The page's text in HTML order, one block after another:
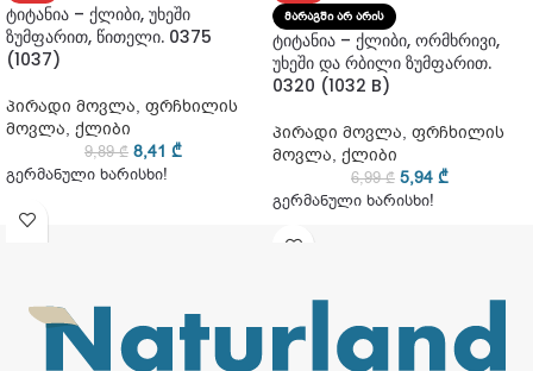
ტიტანია – ქლიბი, უხეში
ზუმფარით, წითელი. 0375
(1037)
პირადი მოვლა, ფრჩხილის
მოვლა, ქლიბი
9,89₾ 8,41 ₾
გერმანული ხარისხი!
ᲛᲐᲠᲐᲒᲨᲘ ᲐᲠ ᲐᲠᲘᲡ
ტიტანია – ქლიბი, ორმხრივი,
უხეში და რბილი ზუმფარით.
0320 (1032 B)
პირადი მოვლა, ფრჩხილის
მოვლა, ქლიბი
6,99₾ 5,94 ₾
გერმანული ხარისხი!